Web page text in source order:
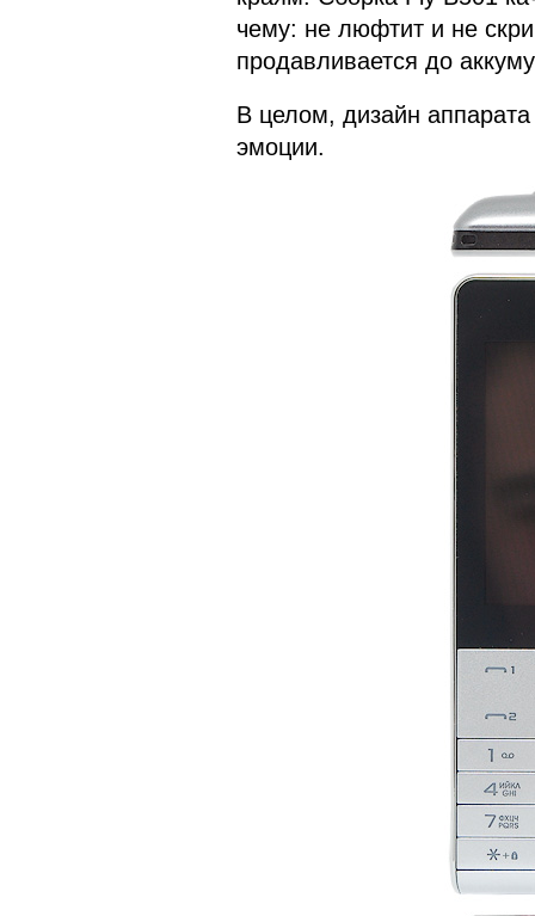
чему: не люфтит и не
продавливается до
В целом, дизайн
эмоции.